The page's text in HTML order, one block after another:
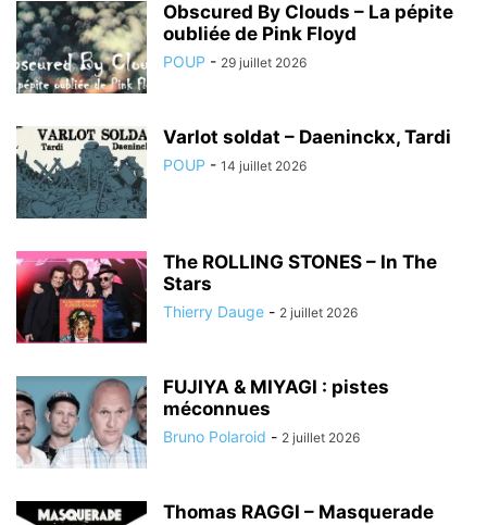
Obscured By Clouds – La pépite
oubliée de Pink Floyd
POUP - 29 juillet 2026
Varlot soldat – Daeninckx, Tardi
POUP - 14 juillet 2026
The ROLLING STONES – In The
Stars
Thierry Dauge - 2 juillet 2026
FUJIYA & MIYAGI : pistes
méconnues
Bruno Polaroid - 2 juillet 2026
Thomas RAGGI – Masquerade